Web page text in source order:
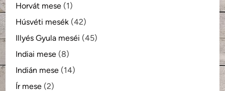
Horvát mese (1)
Húsvéti mesék (42)
Illyés Gyula meséi (45)
Indiai mese (8)
Indián mese (14)
Ír mese (2)